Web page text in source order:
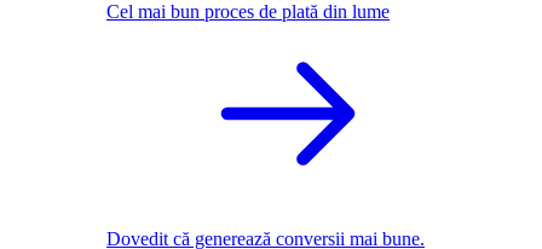
Cel mai bun proces de plată din lume
Dovedit că generează conversii mai bune.